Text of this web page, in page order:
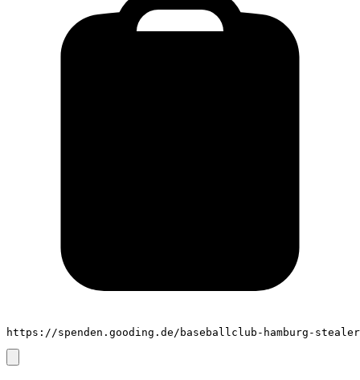
https://spenden.gooding.de/baseballclub-hamburg-